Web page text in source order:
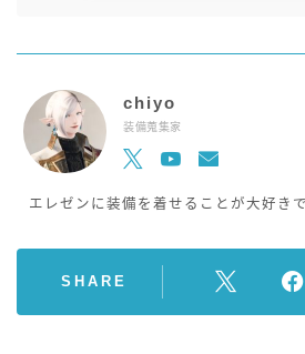
chiyo
装備蒐集家
エレゼンに装備を着せることが大好きで
SHARE